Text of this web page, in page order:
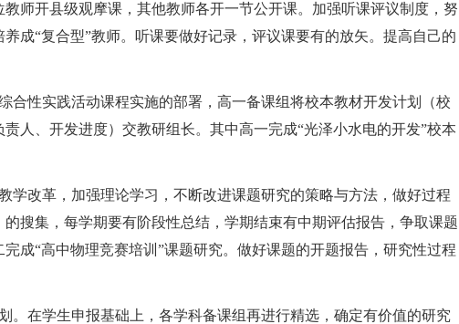
师开县级观摩课，其他教师各开一节公开课。加强听课评议制度，努
成“复合型”教师。听课要做好记录，评议课要有的放矢。提高自己的
合性实践活动课程实施的部署，高一备课组将校本教材开发计划（校
人、开发进度）交教研组长。其中高一完成“光泽小水电的开发”校本
学改革，加强理论学习，不断改进课题研究的策略与方法，做好过程
搜集，每学期要有阶段性总结，学期结束有中期评估报告，争取课题
成“高中物理竞赛培训”课题研究。做好课题的开题报告，研究性过程
。在学生申报基础上，各学科备课组再进行精选，确定有价值的研究